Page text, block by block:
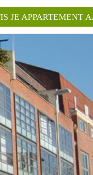
JE APPARTEMENT